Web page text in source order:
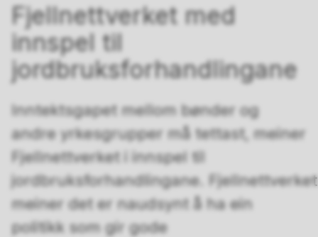
Fjellnettverket med
innspel til
jordbruksforhandlingane
Inntektsgapet mellom bønder og
andre yrkesgrupper må tettast, meiner
Fjellnettverket i innspel til
jordbruksforhandlingane. Fjellnettverket
meiner det er naudsynt å ha ein
politikk som gir gode